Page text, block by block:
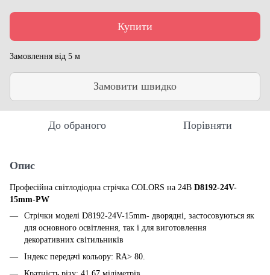
Купити
Замовлення від 5 м
Замовити швидко
До обраного Порівняти
Опис
Професійна світлодіодна стрічка COLORS на 24В D8192-24V-
15mm-PW
Стрічки моделі D8192-24V-15mm- дворядні, застосовуються як
для основного освітлення, так і для виготовлення
декоративних світильників
Індекс передачі кольору: RA> 80.